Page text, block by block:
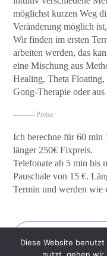
möglichst kurzen Weg
Veränderung möglich
Wir finden im ersten
arbeiten werden, das
eine Mischung aus
Healing, Theta
Gong-Therapie oder
——— Preise
Ich berechne für 60
länger 250€ Fixpreis.
Telefonate ab 5 min bis
Pauschale von 15 €.
Termin und werden wie
Termin
Diese Website